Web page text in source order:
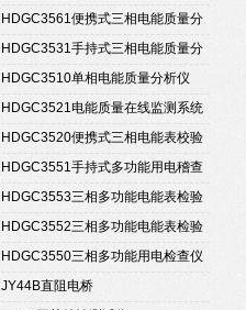
HDGC3561便携式三相电能质量分
析仪
HDGC3531手持式三相电能质量分
析仪
HDGC3510单相电能质量分析仪
HDGC3521电能质量在线监测系统
HDGC3520便携式三相电能表校验
仪
HDGC3551手持式多功能用电稽查
仪
HDGC3553三相多功能电能表检验
装置
HDGC3552三相多功能电能表检验
装置
HDGC3550三相多功能用电检查仪
JY44B直阻电桥